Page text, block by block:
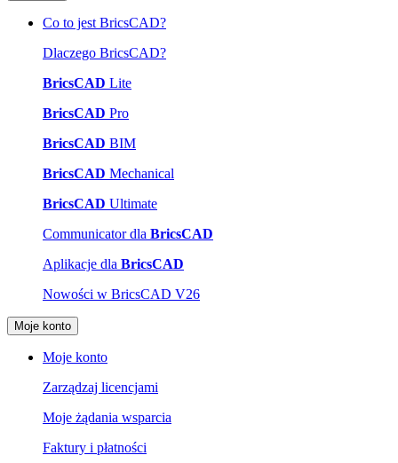
Co to jest BricsCAD?
Dlaczego BricsCAD?
BricsCAD Lite
BricsCAD Pro
BricsCAD BIM
BricsCAD Mechanical
BricsCAD Ultimate
Communicator dla BricsCAD
Aplikacje dla BricsCAD
Nowości w BricsCAD V26
Moje konto
Moje konto
Zarządzaj licencjami
Moje żądania wsparcia
Faktury i płatności